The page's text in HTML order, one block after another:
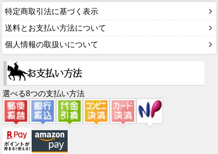
特定商取引法に基づく表示
送料とお支払い方法について
個人情報の取扱いについて
選べる8つの支払い方法